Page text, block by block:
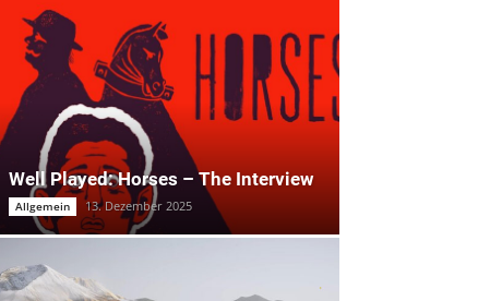
Well Played: Horses – The Interview
Allgemein 13. Dezember 2025